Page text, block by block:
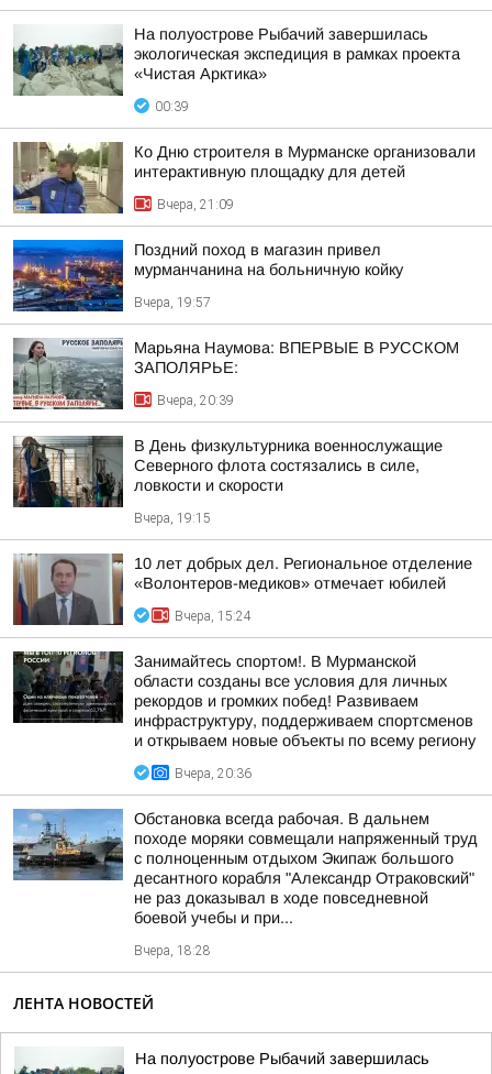
На полуострове Рыбачий завершилась
экологическая экспедиция в рамках проекта
«Чистая Арктика»
00:39
Ко Дню строителя в Мурманске организовали
интерактивную площадку для детей
Вчера, 21:09
Поздний поход в магазин привел
мурманчанина на больничную койку
Вчера, 19:57
Марьяна Наумова: ВПЕРВЫЕ В РУССКОМ
ЗАПОЛЯРЬЕ:
Вчера, 20:39
В День физкультурника военнослужащие
Северного флота состязались в силе,
ловкости и скорости
Вчера, 19:15
10 лет добрых дел. Региональное отделение
«Волонтеров-медиков» отмечает юбилей
Вчера, 15:24
Занимайтесь спортом!. В Мурманской
области созданы все условия для личных
рекордов и громких побед! Развиваем
инфраструктуру, поддерживаем спортсменов
и открываем новые объекты по всему региону
Вчера, 20:36
Обстановка всегда рабочая. В дальнем
походе моряки совмещали напряженный труд
с полноценным отдыхом Экипаж большого
десантного корабля "Александр Отраковский"
не раз доказывал в ходе повседневной
боевой учебы и при...
Вчера, 18:28
ЛЕНТА НОВОСТЕЙ
На полуострове Рыбачий завершилась